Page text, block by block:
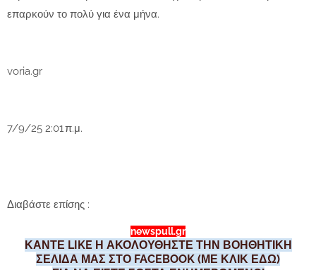
επαρκούν το πολύ για ένα μήνα.
voria.gr
7/9/25 2:01 π.μ.
Διαβάστε επίσης :
newspull.gr
ΚΑΝΤΕ LIKE Η ΑΚΟΛΟΥΘΗΣΤΕ ΤΗΝ ΒΟΗΘΗΤΙΚΗ
ΣΕΛΙΔΑ ΜΑΣ ΣΤΟ FACEBOOK (ΜΕ ΚΛΙΚ ΕΔΩ)